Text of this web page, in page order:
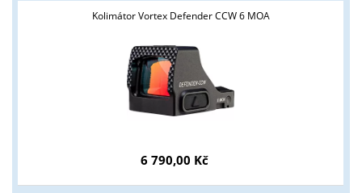
Kolimátor Vortex Defender CCW 6 MOA
6 790,00 Kč